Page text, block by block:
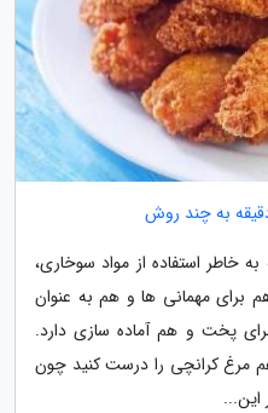
خاطر استفاده از مواد سوخاری،
برای مهمانی ها و هم به عنوان
پخت و هم آماده سازی دارد.
مرغ کرانچی را درست کنید چون